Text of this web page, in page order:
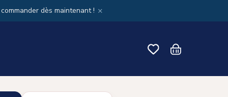
dès maintenant ! ×